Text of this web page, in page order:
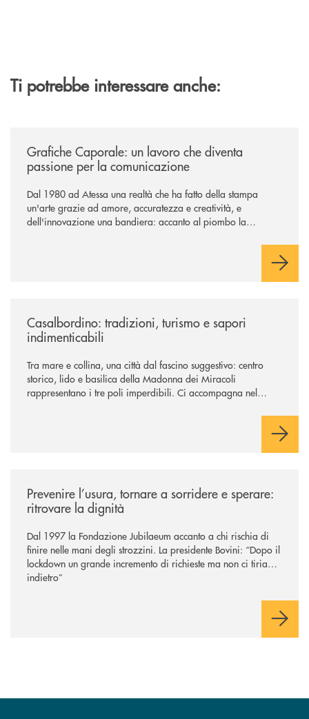
Ti potrebbe interessare anche:
Grafiche Caporale: un lavoro che diventa
passione per la comunicazione
Dal 1980 ad Atessa una realtà che ha fatto della stampa
un'arte grazie ad amore, accuratezza e creatività, e
dell'innovazione una bandiera: accanto al piombo la
Casalbordino: tradizioni, turismo e sapori
indimenticabili
Tra mare e collina, una città dal fascino suggestivo: centro
storico, lido e basilica della Madonna dei Miracoli
rappresentano i tre poli imperdibili. Ci accompagna nel
Prevenire l’usura, tornare a sorridere e sperare:
ritrovare la dignità
Dal 1997 la Fondazione Jubilaeum accanto a chi rischia di
finire nelle mani degli strozzini. La presidente Bovini: “Dopo il
lockdown un grande incremento di richieste ma non ci tiriamo
indietro”